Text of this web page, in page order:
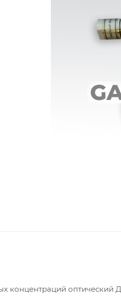
концентраций оптический